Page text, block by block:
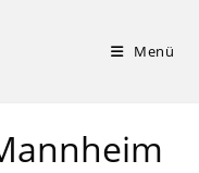
Menü